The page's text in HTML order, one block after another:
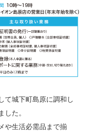
て城下町島原に調和し
した。
や生活必需品まで揃